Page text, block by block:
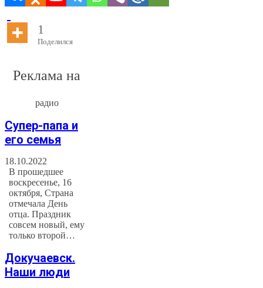
1
Поделился
Реклама на
радио
Супер-папа и
его семья
18.10.2022
В прошедшее
воскресенье, 16
октября, Страна
отмечала День
отца. Праздник
совсем новый, ему
только второй…
Докучаевск.
Наши люди